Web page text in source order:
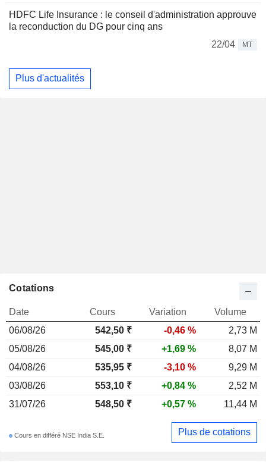
HDFC Life Insurance : le conseil d'administration approuve
la reconduction du DG pour cinq ans
22/04
MT
Plus d'actualités
Cotations
Date Cours Variation
Volume
06/08/26
542,50 ₹ -0,46 %
2,73 M
05/08/26
545,00 ₹ +1,69 %
8,07 M
04/08/26
535,95 ₹ -3,10 %
9,29 M
03/08/26
553,10 ₹ +0,84 %
2,52 M
31/07/26
548,50 ₹ +0,57 % 11,44 M
Cours en différé NSE India S.E. Plus de cotations